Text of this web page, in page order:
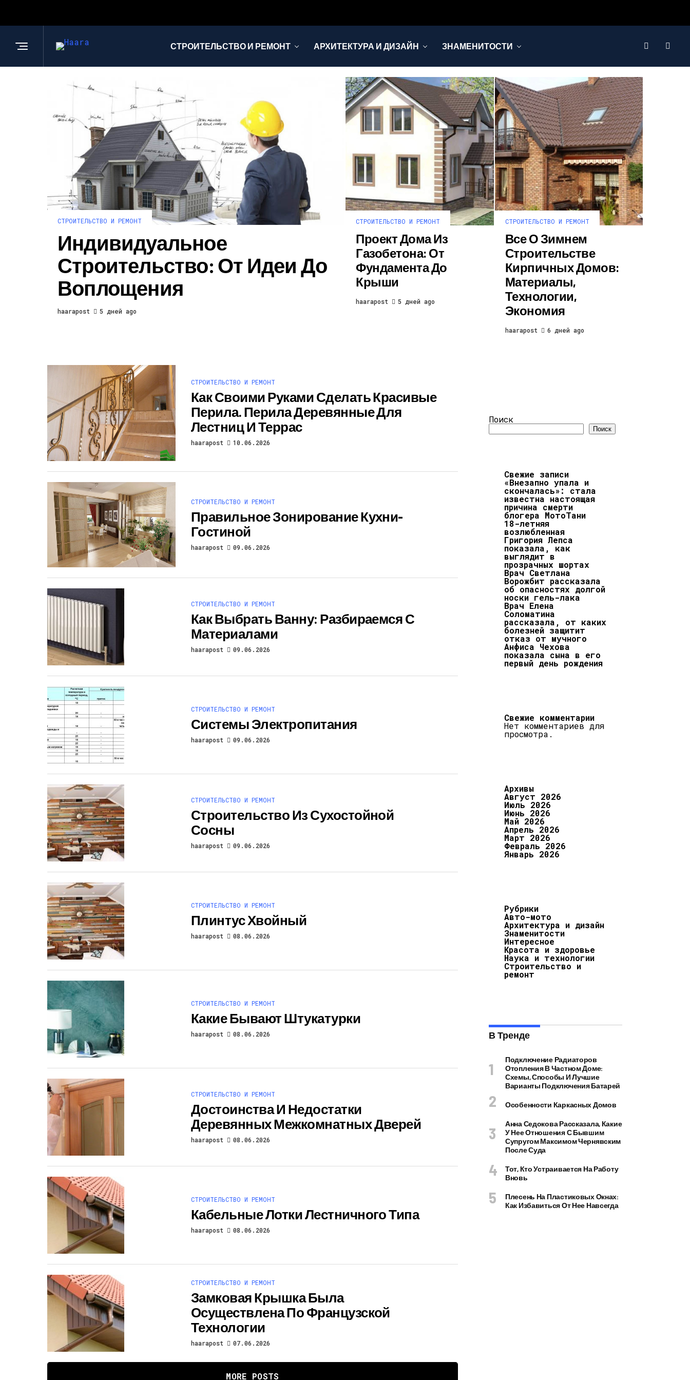
СТРОИТЕЛЬСТВО И РЕМОНТ АРХИТЕКТУРА И ДИЗАЙН ЗНАМЕНИТОСТИ
СТРОИТЕЛЬСТВО И РЕМОНТ
Индивидуальное
Строительство: От Идеи До
Воплощения
haarapost 5 дней ago
СТРОИТЕЛЬСТВО И РЕМОНТ
Проект Дома Из
Газобетона: От
Фундамента До
Крыши
haarapost 5 дней ago
СТРОИТЕЛЬСТВО И РЕМОНТ
Все О Зимнем
Строительстве
Кирпичных Домов:
Материалы,
Технологии,
Экономия
haarapost 6 дней ago
СТРОИТЕЛЬСТВО И РЕМОНТ
Как Своими Руками Сделать Красивые
Перила. Перила Деревянные Для
Лестниц И Террас
haarapost 10.06.2026
СТРОИТЕЛЬСТВО И РЕМОНТ
Правильное Зонирование Кухни-
Гостиной
haarapost 09.06.2026
СТРОИТЕЛЬСТВО И РЕМОНТ
Как Выбрать Ванну: Разбираемся С
Материалами
haarapost 09.06.2026
СТРОИТЕЛЬСТВО И РЕМОНТ
Системы Электропитания
haarapost 09.06.2026
СТРОИТЕЛЬСТВО И РЕМОНТ
Строительство Из Сухостойной
Сосны
haarapost 09.06.2026
СТРОИТЕЛЬСТВО И РЕМОНТ
Плинтус Хвойный
haarapost 08.06.2026
СТРОИТЕЛЬСТВО И РЕМОНТ
Какие Бывают Штукатурки
haarapost 08.06.2026
СТРОИТЕЛЬСТВО И РЕМОНТ
Достоинства И Недостатки
Деревянных Межкомнатных Дверей
haarapost 08.06.2026
СТРОИТЕЛЬСТВО И РЕМОНТ
Кабельные Лотки Лестничного Типа
haarapost 08.06.2026
СТРОИТЕЛЬСТВО И РЕМОНТ
Замковая Крышка Была
Осуществлена По Французской
Технологии
haarapost 07.06.2026
MORE POSTS
Поиск
Поиск
Свежие записи
«Внезапно упала и
скончалась»: стала
известна настоящая
причина смерти
блогера МотоТани
18-летняя
возлюбленная
Григория Лепса
показала, как
выглядит в
прозрачных шортах
Врач Светлана
Ворожбит рассказала
об опасностях долгой
носки гель-лака
Врач Елена
Соломатина
рассказала, от каких
болезней защитит
отказ от мучного
Анфиса Чехова
показала сына в его
первый день рождения
Свежие комментарии
Нет комментариев для
просмотра.
Архивы
Август 2026
Июль 2026
Июнь 2026
Май 2026
Апрель 2026
Март 2026
Февраль 2026
Январь 2026
Рубрики
Авто-мото
Архитектура и дизайн
Знаменитости
Интересное
Красота и здоровье
Наука и технологии
Строительство и
ремонт
В Тренде
Подключение Радиаторов
Отопления В Частном Доме:
Схемы, Способы И Лучшие
Варианты Подключения Батарей
Особенности Каркасных Домов
Анна Седокова Рассказала, Какие
У Нее Отношения С Бывшим
Супругом Максимом Чернявским
После Суда
Тот, Кто Устраивается На Работу
Вновь
Плесень На Пластиковых Окнах:
Как Избавиться От Нее Навсегда